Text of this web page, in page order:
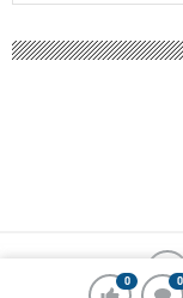
0 0